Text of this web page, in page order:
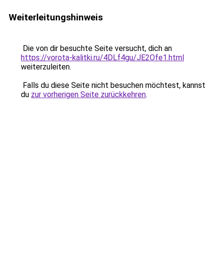
Weiterleitungshinweis
Die von dir besuchte Seite versucht, dich an
https://vorota-kalitki.ru/4DLf4gu/JE2Ofe1.html
weiterzuleiten.
Falls du diese Seite nicht besuchen möchtest, kannst
du zur vorherigen Seite zurückkehren.